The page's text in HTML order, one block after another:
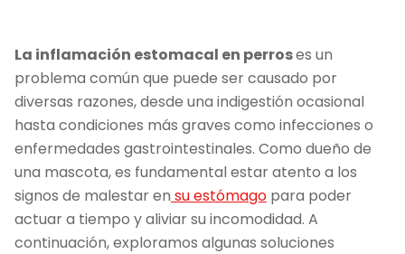
La inflamación estomacal en perroses un
problema común que puede ser causado por
diversas razones, desde una indigestión ocasional
hasta condiciones más graves como infecciones o
enfermedades gastrointestinales. Como dueño de
una mascota, es fundamental estar atento a los
signos de malestar en su estómago para poder
actuar a tiempo y aliviar su incomodidad. A
continuación, exploramos algunas soluciones